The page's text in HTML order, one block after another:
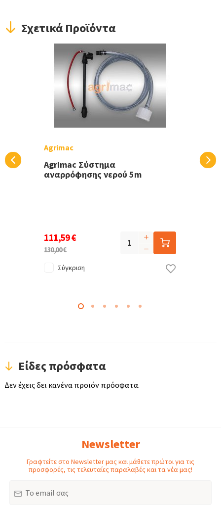
Σχετικά Προϊόντα
Agrimac
Agrimac Σύστημα
αναρρόφησης νερού 5m
111,59 €
130,00 €
Σύγκριση
Είδες πρόσφατα
Δεν έχεις δει κανένα προιόν πρόσφατα.
Newsletter
Γραφτείτε στο Newsletter μας και μάθετε πρώτοι για τις
προσφορές, τις τελευταίες παραλαβές και τα νέα μας!